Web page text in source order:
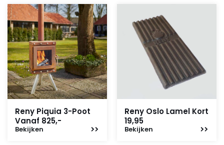
Reny Piquia 3-Poot
Vanaf 825,-
Bekijken
Reny Oslo Lamel Kort
19,95
Bekijken